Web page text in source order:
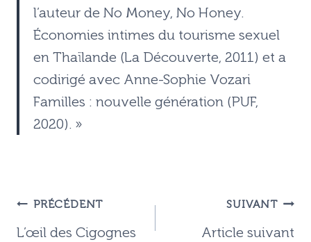
l’auteur de No Money, No Honey.
Économies intimes du tourisme sexuel
en Thaïlande (La Découverte, 2011) et a
codirigé avec Anne-Sophie Vozari
Familles : nouvelle génération (PUF,
2020). »
Navigation
PRÉCÉDENT
L’œil des Cigognes
SUIVANT
Article suivant